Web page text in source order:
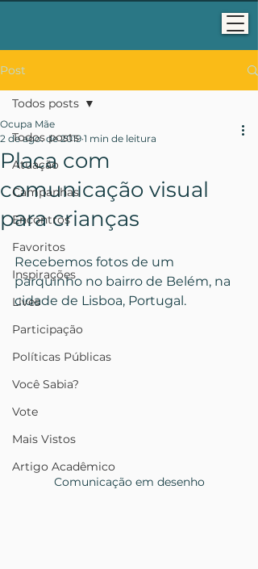
Post
Todos posts
Atuação
Campanhas
Encontros
Favoritos
Inspirações
Lives
Participação
Políticas Públicas
Você Sabia?
Vote
Mais Vistos
Artigo Acadêmico
Todos posts
Placa com
comunicação visual
para crianças
Ocupa Mãe
2 de ago. de 2019 1 min de leitura
Recebemos fotos de um
parquinho no bairro de Belém, na
cidade de Lisboa, Portugal.
Comunicação em desenho